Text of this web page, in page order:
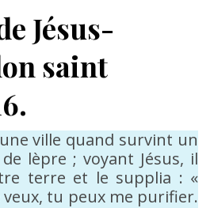
Jésus-
saint
ville quand survint un
lèpre ; voyant Jésus, il
terre et le supplia : «
tu peux me purifier.